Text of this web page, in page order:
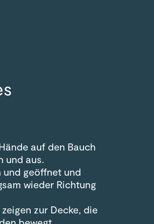
auf den Bauch
und aus.
und geöffnet und
wieder Richtung
zur Decke, die